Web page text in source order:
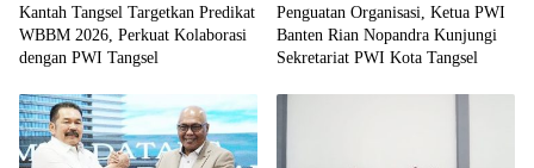
Kantah Tangsel Targetkan Predikat
WBBM 2026, Perkuat Kolaborasi
dengan PWI Tangsel
Penguatan Organisasi, Ketua PWI
Banten Rian Nopandra Kunjungi
Sekretariat PWI Kota Tangsel